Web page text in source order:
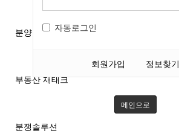
분양 단체계약 서비스
부동산 재태크
분쟁솔루션
자동로그인
회원가입 정보찾기
메인으로